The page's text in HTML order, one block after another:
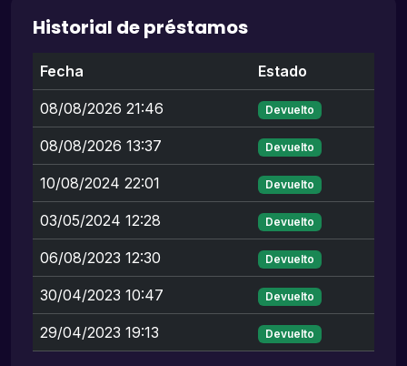
Historial de préstamos
Fecha Estado
08/08/2026 21:46 Devuelto
08/08/2026 13:37 Devuelto
10/08/2024 22:01 Devuelto
03/05/2024 12:28 Devuelto
06/08/2023 12:30 Devuelto
30/04/2023 10:47 Devuelto
29/04/2023 19:13 Devuelto